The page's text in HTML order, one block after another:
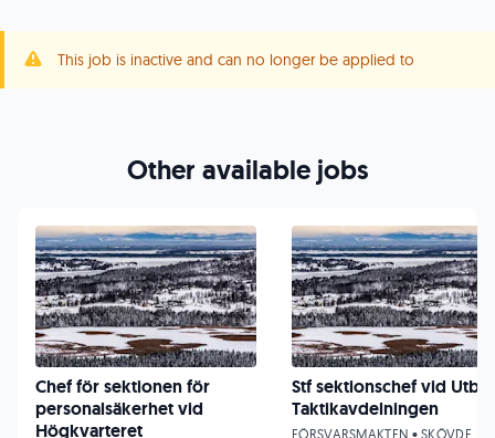
This job is inactive and can no longer be applied to
Other available jobs
Chef för sektionen för
personalsäkerhet vid
Högkvarteret
Stf sektionschef vid UtbE
Taktikavdelningen
FÖRSVARSMAKTEN • SKÖVDE